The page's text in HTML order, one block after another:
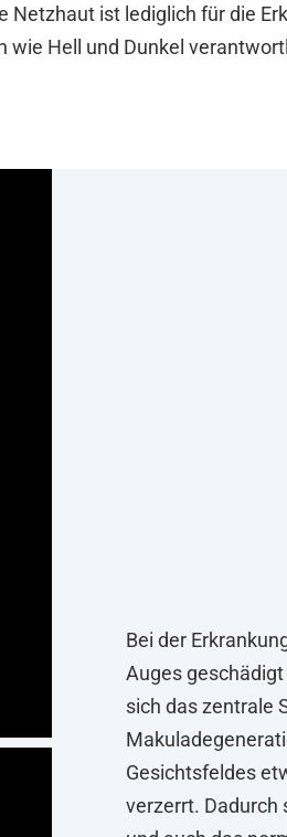
Netzhaut ist lediglich für die
wie Hell und Dunkel
Bei der
Auges
sich das zentrale
Gesichtsfeldes
verzerrt. Dadurch